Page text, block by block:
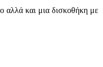
αλλά και μια δισκοθήκη με